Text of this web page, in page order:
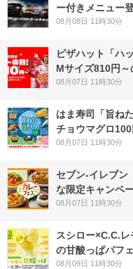
ー付きメニュー
08月08日 11時30分
ピザハット「ハ
Mサイズ810円
08月07日 11時30分
はま寿司「旨ね
チョウマグロ
08月07日 11時30分
セブン‐イレブ
な限定キャンペ
08月07日 11時30分
スシロー×C.C.
の甘酸っぱパフ
08月09日 11時30分